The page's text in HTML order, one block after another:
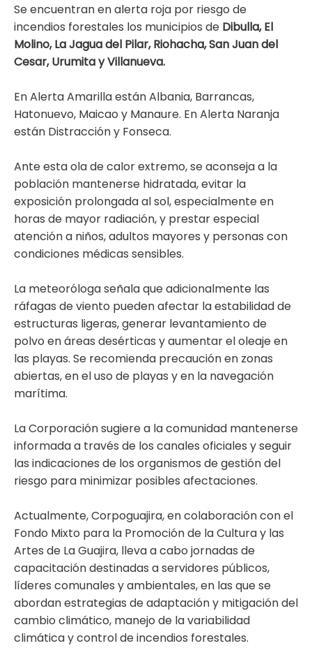
Se encuentran en alerta roja por riesgo de
incendios forestales los municipios de Dibulla, El
Molino, La Jagua del Pilar, Riohacha, San Juan del
Cesar, Urumita y Villanueva.
En Alerta Amarilla están Albania, Barrancas,
Hatonuevo, Maicao y Manaure. En Alerta Naranja
están Distracción y Fonseca.
Ante esta ola de calor extremo, se aconseja a la
población mantenerse hidratada, evitar la
exposición prolongada al sol, especialmente en
horas de mayor radiación, y prestar especial
atención a niños, adultos mayores y personas con
condiciones médicas sensibles.
La meteoróloga señala que adicionalmente las
ráfagas de viento pueden afectar la estabilidad de
estructuras ligeras, generar levantamiento de
polvo en áreas desérticas y aumentar el oleaje en
las playas. Se recomienda precaución en zonas
abiertas, en el uso de playas y en la navegación
marítima.
La Corporación sugiere a la comunidad mantenerse
informada a través de los canales oficiales y seguir
las indicaciones de los organismos de gestión del
riesgo para minimizar posibles afectaciones.
Actualmente, Corpoguajira, en colaboración con el
Fondo Mixto para la Promoción de la Cultura y las
Artes de La Guajira, lleva a cabo jornadas de
capacitación destinadas a servidores públicos,
líderes comunales y ambientales, en las que se
abordan estrategias de adaptación y mitigación del
cambio climático, manejo de la variabilidad
climática y control de incendios forestales.